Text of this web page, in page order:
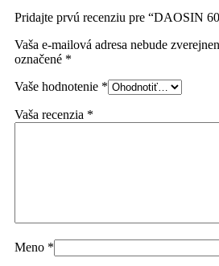
Pridajte prvú recenziu pre “DAOSIN
Vaša e-mailová adresa nebude
označené *
Vaše hodnotenie *
Vaša recenzia *
Meno *